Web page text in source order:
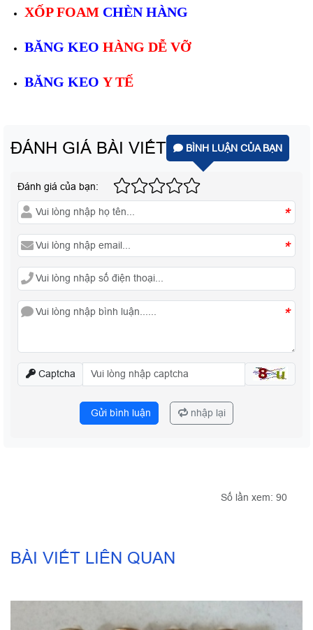
XỐP FOAM CHÈN HÀNG
BĂNG KEO HÀNG DỄ VỠ
BĂNG KEO Y TẾ
ĐÁNH GIÁ BÀI VIẾT BÌNH LUẬN CỦA BẠN
Đánh giá của bạn:
*
*
*
Captcha
Gửi bình luận nhập lại
Số lần xem: 90
BÀI VIẾT LIÊN QUAN